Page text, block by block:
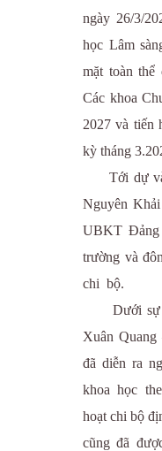
ngày 26/3/
học Lâm
mặt toàn thể
Các khoa
2027 và tiến
kỳ tháng
Tới dự và
Nguyên
UBKT Đảng
trường và
chi bộ.
Dưới sự
Xuân
đã diễn ra
khoa học
hoạt chi bộ
cũng đã